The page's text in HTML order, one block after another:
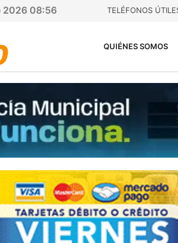
2026 08:56 TELÉFONOS
QUIÉNES SOMOS